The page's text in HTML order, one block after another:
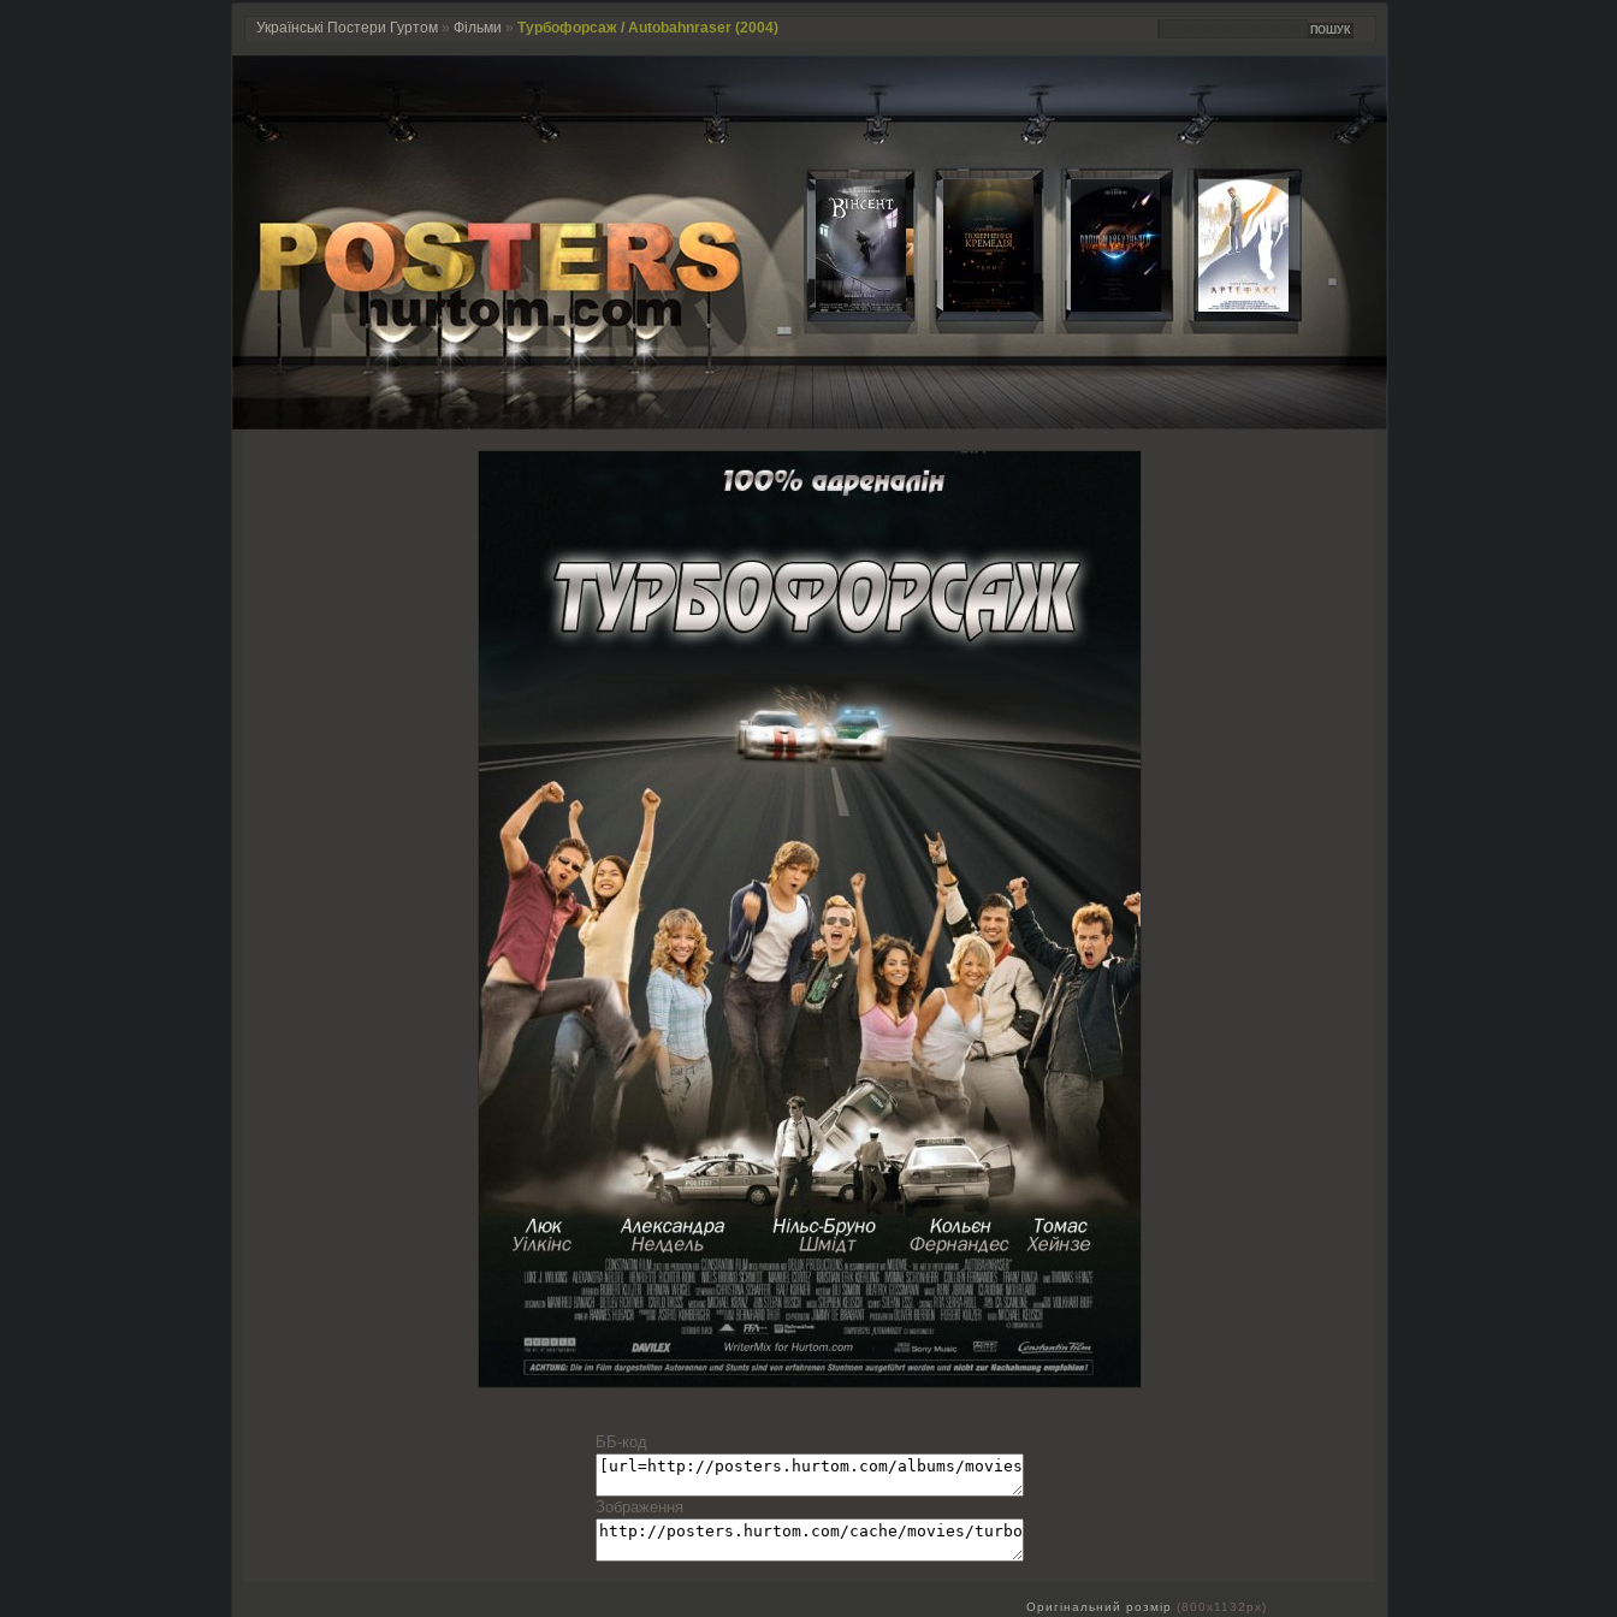
Українські Постери Гуртом » Фільми » Турбофорсаж / Autobahnraser (2004)
ББ-код
Зображення
Оригінальний розмір (800x1132px)